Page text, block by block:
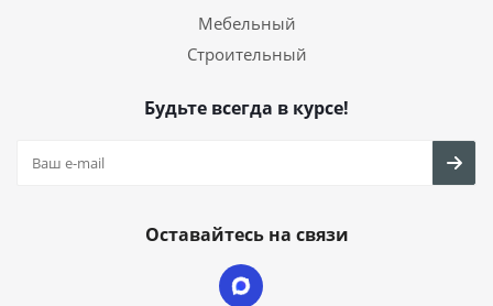
Мебельный
Строительный
Будьте всегда в курсе!
Оставайтесь на связи